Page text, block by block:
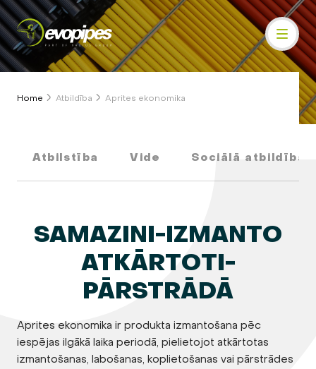
Home Atbildība Aprites ekonomika
Atbilstība Vide Sociālā atbildība
SAMAZINI-IZMANTO
ATKĀRTOTI-
PĀRSTRĀDĀ
Aprites ekonomika ir produkta izmantošana pēc
iespējas ilgākā laika periodā, pielietojot atkārtotas
izmantošanas, labošanas, koplietošanas vai pārstrādes